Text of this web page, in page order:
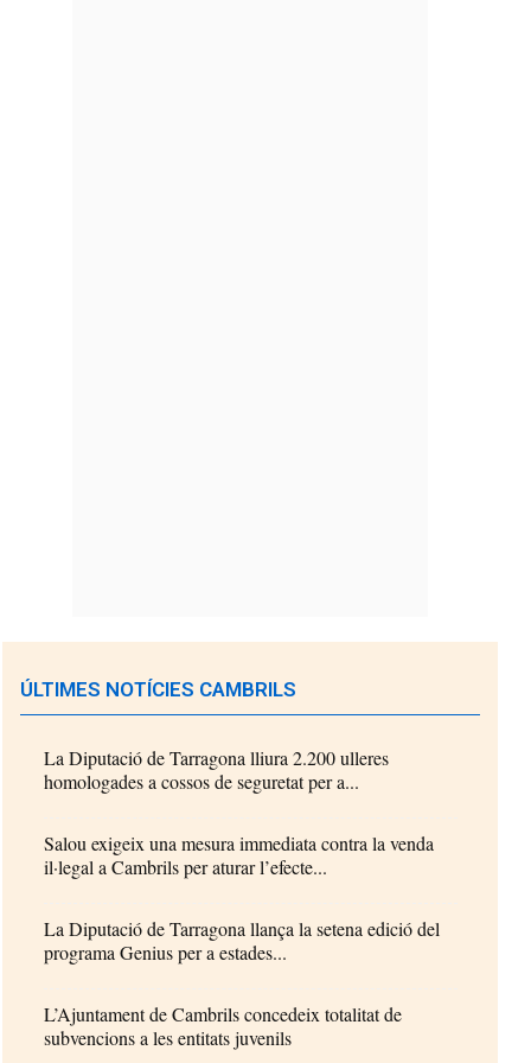
ÚLTIMES NOTÍCIES CAMBRILS
La Diputació de Tarragona lliura 2.200 ulleres
homologades a cossos de seguretat per a...
Salou exigeix una mesura immediata contra la venda
il·legal a Cambrils per aturar l’efecte...
La Diputació de Tarragona llança la setena edició del
programa Genius per a estades...
L’Ajuntament de Cambrils concedeix totalitat de
subvencions a les entitats juvenils